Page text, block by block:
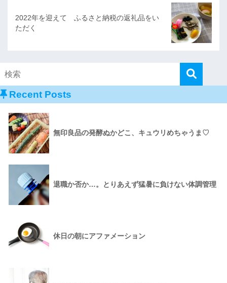
2022年を迎えて ふるさと納税の返礼品をい
ただく
Recent Posts
無印良品の発酵ぬかどこ、キュウリめちゃうま♡
退職か否か…。とりあえず猛暑に負けない体調管理
休日の朝にアファメーション